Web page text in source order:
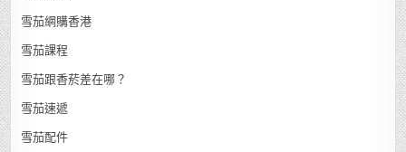
雪茄網購香港
雪茄課程
雪茄跟香菸差在哪？
雪茄速遞
雪茄配件